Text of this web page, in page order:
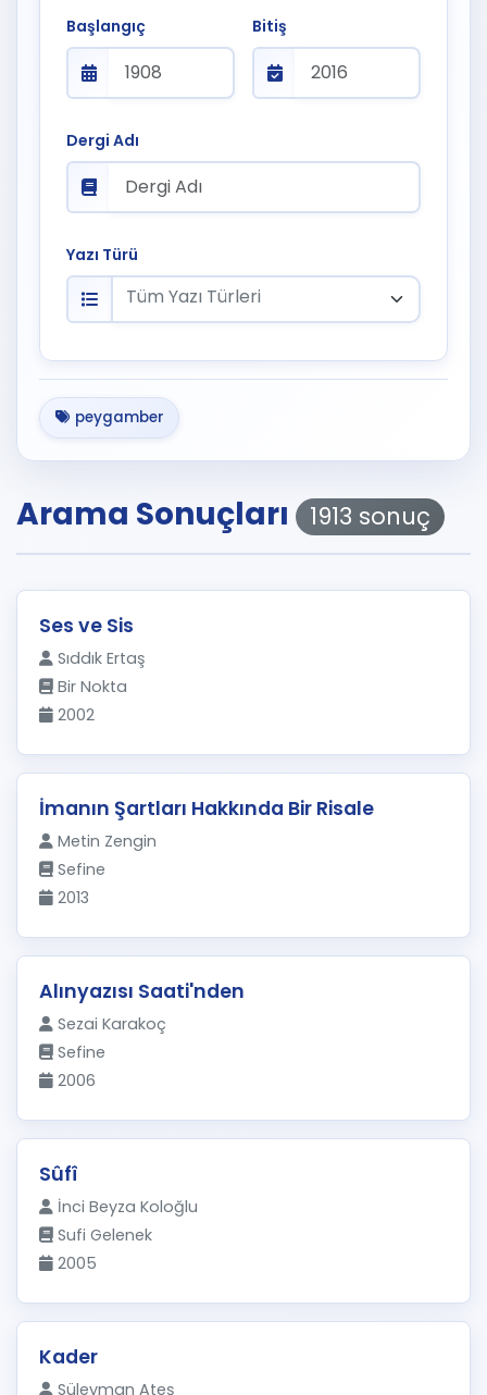
Başlangıç Bitiş
Dergi Adı
Yazı Türü
Tüm Yazı Türleri
peygamber
Arama Sonuçları 1913 sonuç
Ses ve Sis
Sıddık Ertaş
Bir Nokta
2002
İmanın Şartları Hakkında Bir Risale
Metin Zengin
Sefine
2013
Alınyazısı Saati'nden
Sezai Karakoç
Sefine
2006
Sûfî
İnci Beyza Koloğlu
Sufi Gelenek
2005
Kader
Süleyman Ateş